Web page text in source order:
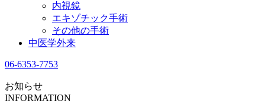
内視鏡
エキゾチック手術
その他の手術
中医学外来
06-6353-7753
お知らせ
INFORMATION